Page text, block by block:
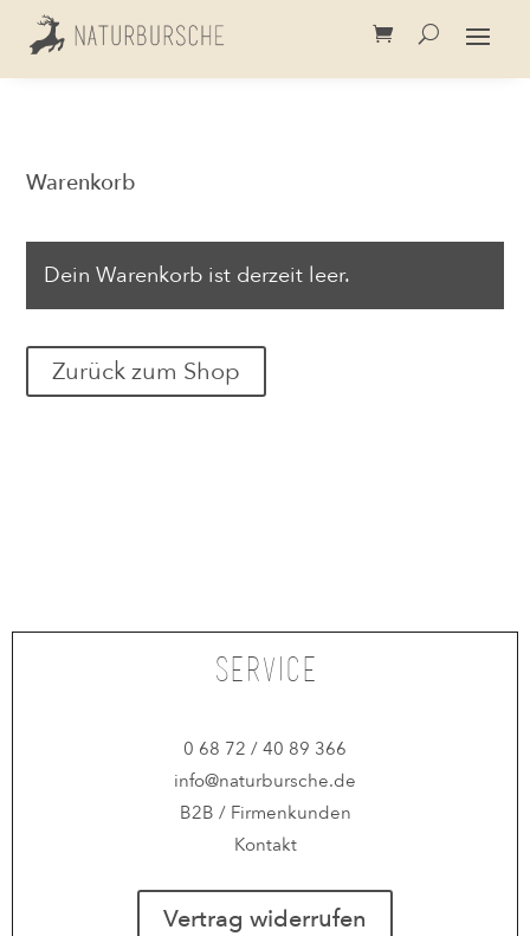
Warenkorb
Dein Warenkorb ist derzeit leer.
Zurück zum Shop
Service
0 68 72 / 40 89 366
info@naturbursche.de
B2B / Firmenkunden
Kontakt
Vertrag widerrufen